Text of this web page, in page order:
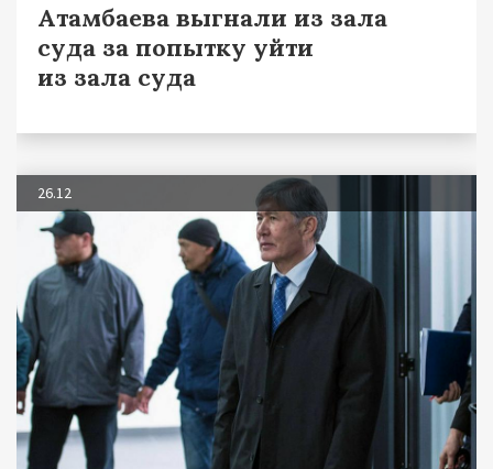
Атамбаева выгнали из зала
суда за попытку уйти
из зала суда
26.12